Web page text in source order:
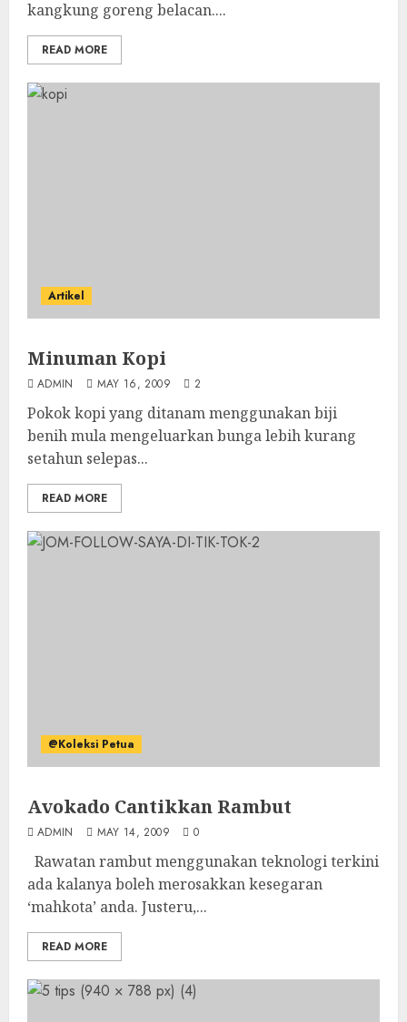
kangkung goreng belacan....
READ MORE
Artikel
Minuman Kopi
ADMIN MAY 16, 2009 2
Pokok kopi yang ditanam menggunakan biji
benih mula mengeluarkan bunga lebih kurang
setahun selepas...
READ MORE
@Koleksi Petua
Avokado Cantikkan Rambut
ADMIN MAY 14, 2009 0
Rawatan rambut menggunakan teknologi terkini
ada kalanya boleh merosakkan kesegaran
‘mahkota’ anda. Justeru,...
READ MORE